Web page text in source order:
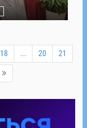
18 ... 20 21